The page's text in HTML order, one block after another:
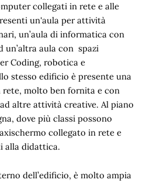
collegati in rete e alle
un'aula per attività
un’aula di informatica con
un’altra aula con spazi
Coding, robotica e
stesso edificio è presente una
molto ben fornita e con
altre attività creative. Al piano
dove più classi possono
collegato in rete e
alla didattica.
dell’edificio, è molto ampia